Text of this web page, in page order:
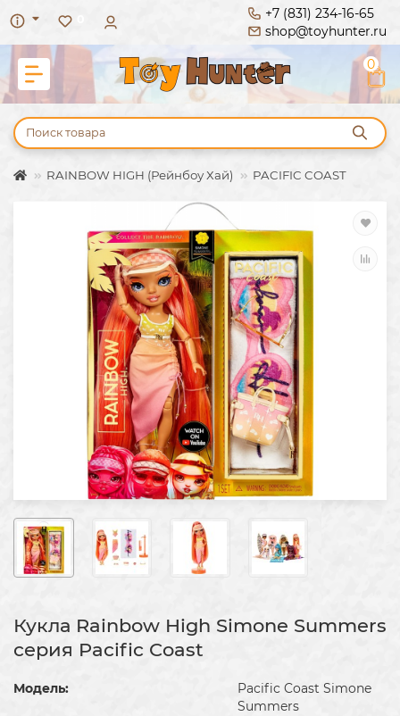
+7 (831) 234-16-65
shop@toyhunter.ru
0
RAINBOW HIGH (Рейнбоу Хай) PACIFIC COAST
Кукла Rainbow High Simone Summers
серия Pacific Coast
Модель:
Pacific Coast Simone
Summers